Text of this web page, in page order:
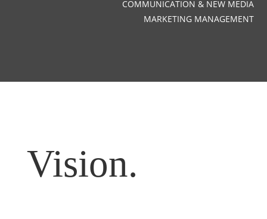
COMMUNICATION & NEW MEDIA
MARKETING MANAGEMENT
Vision.